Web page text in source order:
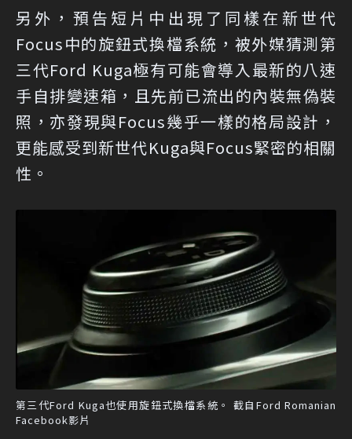
另外，預告短片中出現了同樣在新世代
Focus中的旋鈕式換檔系統，被外媒猜測第
三代Ford Kuga極有可能會導入最新的八速
手自排變速箱，且先前已流出的內裝無偽裝
照，亦發現與Focus幾乎一樣的格局設計，
更能感受到新世代Kuga與Focus緊密的相關
性。
第三代Ford Kuga也使用旋鈕式換檔系統。 截自Ford Romanian
Facebook影片